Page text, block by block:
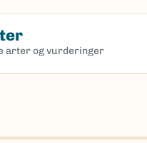
arter og vurderinger